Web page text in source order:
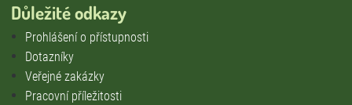
Důležité odkazy
Prohlášení o přístupnosti
Dotazníky
Veřejné zakázky
Pracovní příležitosti